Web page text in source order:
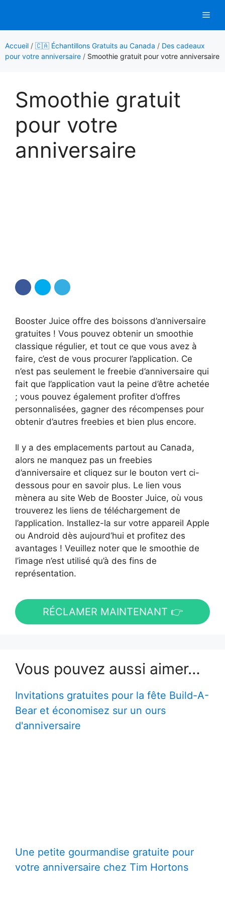
contenu
Accueil / 🇨🇦 Échantillons Gratuits au Canada / Des cadeaux
pour votre anniversaire / Smoothie gratuit pour votre anniversaire
Smoothie gratuit
pour votre
anniversaire
Booster Juice offre des boissons d’anniversaire
gratuites ! Vous pouvez obtenir un smoothie
classique régulier, et tout ce que vous avez à
faire, c’est de vous procurer l’application. Ce
n’est pas seulement le freebie d’anniversaire qui
fait que l’application vaut la peine d’être achetée
; vous pouvez également profiter d’offres
personnalisées, gagner des récompenses pour
obtenir d’autres freebies et bien plus encore.
Il y a des emplacements partout au Canada,
alors ne manquez pas un freebies
d’anniversaire et cliquez sur le bouton vert ci-
dessous pour en savoir plus. Le lien vous
mènera au site Web de Booster Juice, où vous
trouverez les liens de téléchargement de
l’application. Installez-la sur votre appareil Apple
ou Android dès aujourd’hui et profitez des
avantages ! Veuillez noter que le smoothie de
l’image n’est utilisé qu’à des fins de
représentation.
RÉCLAMER MAINTENANT 👉
Vous pouvez aussi aimer…
Invitations gratuites pour la fête Build-A-
Bear et économisez sur un ours
d'anniversaire
Une petite gourmandise gratuite pour
votre anniversaire chez Tim Hortons